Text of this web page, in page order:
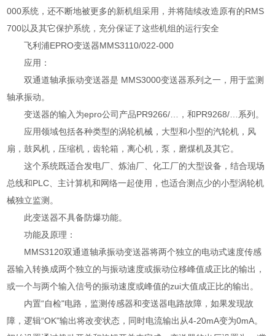
000系统，还不断地被更多的新机组采用，并将陆续改造原有的RMS
700以及其它保护系统，充分保证了这些机组的运行安全
飞利浦EPRO变送器MMS3110/022-000
应用：
双通道轴承振动变送器是 MMS3000变送器系列之一，用于监测
轴承振动。
变送器的输入为epro公司产品PR9266/…，和PR9268/…系列。
应用领域包括各种类型的涡轮机械，大型和小型的汽轮机，风
扇，鼓风机，压缩机，齿轮箱，离心机，泵，磨煤机及其它。
这个系统既适合发电厂、炼油厂、化工厂的大型设备，结合现场
总线和PLC、主计算机和网络一起使用，也适合测点少的小型涡轮机
械独立监测。
此变送器不具备防爆功能。
功能及原理：
MMS3120双通道轴承振动变送器将两个独立的电动式速度传感
器输入转换成两个独立的与振动速度或振动位移峰值成正比的输出，
或一个与两个输入信号的振动速度或峰值的zui大值成正比的输出。
内置“自检"电路，监测传感器和变送器电路故障，如果发现故
障，逻辑“OK"输出将改变状态，同时电流输出从4-20mA变为0mA。